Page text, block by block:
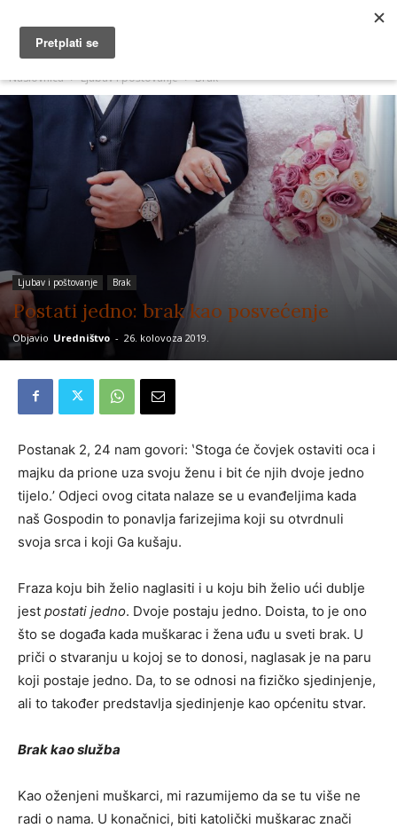
MUŽEVNI BUDITE
Naslovnica Ljubav i poštovanje Brak
Ljubav i poštovanje Brak
Postati jedno: brak kao posvećenje
Objavio Uredništvo - 26. kolovoza 2019.
Postanak 2, 24 nam govori: ʽStoga će čovjek ostaviti oca i
majku da prione uza svoju ženu i bit će njih dvoje jedno
tijelo.ʼ Odjeci ovog citata nalaze se u evanđeljima kada
naš Gospodin to ponavlja farizejima koji su otvrdnuli
svoja srca i koji Ga kušaju.
Fraza koju bih želio naglasiti i u koju bih želio ući dublje
jest postati jedno. Dvoje postaju jedno. Doista, to je ono
što se događa kada muškarac i žena uđu u sveti brak. U
priči o stvaranju u kojoj se to donosi, naglasak je na paru
koji postaje jedno. Da, to se odnosi na fizičko sjedinjenje,
ali to također predstavlja sjedinjenje kao općenitu stvar.
Brak kao služba
Kao oženjeni muškarci, mi razumijemo da se tu više ne
radi o nama. U konačnici, biti katolički muškarac znači